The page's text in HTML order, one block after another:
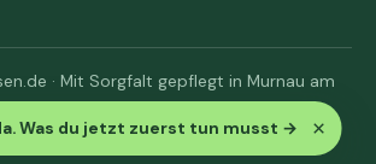
Was du jetzt zuerst tun musst → ×
· Mit Sorgfalt gepflegt in Murnau am
& AGB